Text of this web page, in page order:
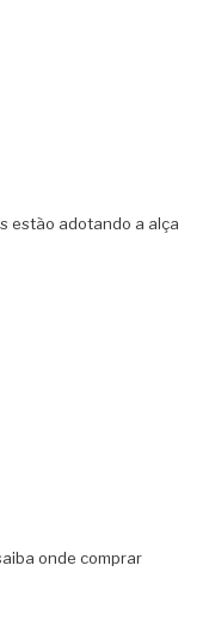
estão adotando a alça
onde comprar